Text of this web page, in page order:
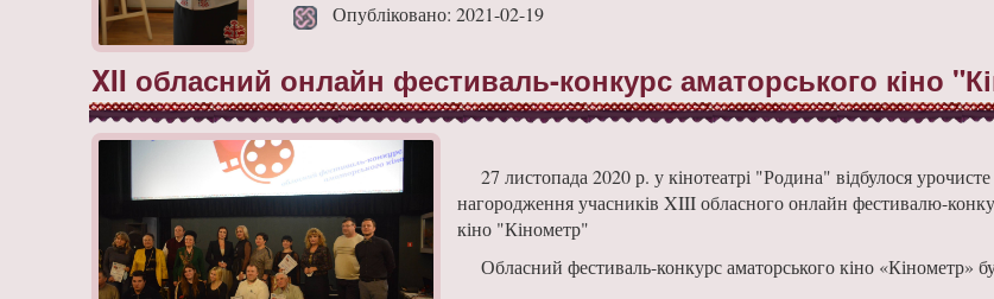
Опубліковано: 2021-02-19
XII обласний онлайн фестиваль-конкурс аматорського кіно
27 листопада 2020 р. у кінотеатрі "Родина" відбулося урочисте
нагородження учасників XIII обласного онлайн фестивалю-
кіно "Кінометр"
Обласний фестиваль-конкурс аматорського кіно «Кінометр»